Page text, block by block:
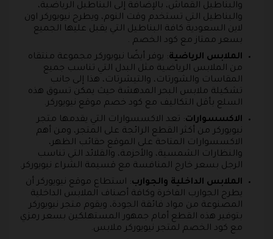
والبناطيل القماش، بالإضافة إلى البناطيل الرياضية،
والبناطيل التي تستخدم وقت النوم، ويطرح نيويوركر اون
لاين السعودية كافة البناطيل التي يقبل عليها الجميع
بسعر ممتاز مع كود الخصم .
الملابس الرياضية: يوفر أيضًا نيويوركر مجموعة منتقاه
من الملابس الرياضية مثل البدل التي تناسب جميع
المقاسات والشورتات، والتيشرتات، هذا إلى جانب
تشكيلة ملابس البحر المدهشة حيث يمكن تسوق هذه
السلع بأقل التكاليف مع كود خصم موقع نيويوركر.
الاكسسوارات: تعد الاكسسوارات التي يقدمها متجر
نيويوركر من أكثر القطع الرائجة على المتجر، ومن أهم
الاكسسوارات المتاحة على الموقع حقائب الظهر،
والنظارات الشمسية، والأحزمة، والقلائد التي تناسب
الرجل بسعر خارج المنافسة مع قسيمة الشراء نيويوركر.
الملابس الداخلية والجوارب: استطاع موقع نيويوركر أن
يطرح الجوارب الفاخرة وكافة أصناف الملابس الداخلية
المصنوعة من مواد فائقة الجودة، ويقوم متجر نيويوركر
بتوفير هذه القطع أمام جمهور المستهلكين بسعر رمزي
مع كود الخصم لمتجر نيويوركر ملابس.